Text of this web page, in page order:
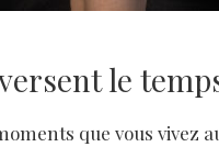
le
que vous vivez